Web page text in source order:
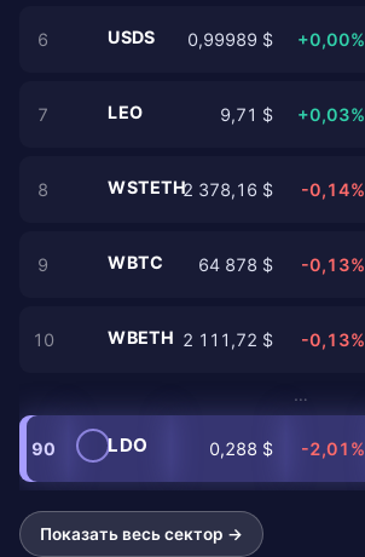
6 USDS 0,99989 $ +0,00%
7 LEO 9,71 $ +0,03%
8 WSTETH2 378,16 $ -0,14%
9 WBTC 64 878 $ -0,13%
10 WBETH 2 111,72 $ -0,13%
…
90 LDO 0,288 $ -2,01%
Показать весь сектор →